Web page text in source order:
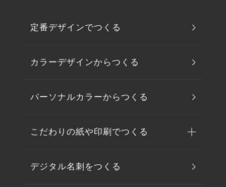
定番デザインでつくる
カラーデザインからつくる
パーソナルカラーからつくる
こだわりの紙や印刷でつくる
デジタル名刺をつくる